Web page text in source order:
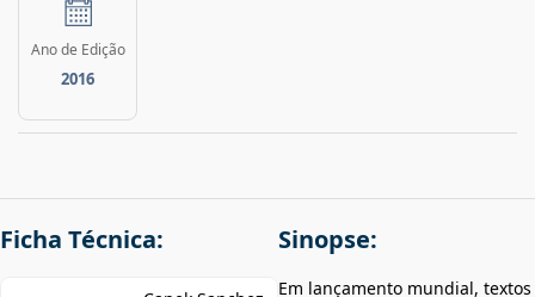
Ano de Edição
2016
Ficha Técnica: Sinopse:
Em lançamento mundial, textos